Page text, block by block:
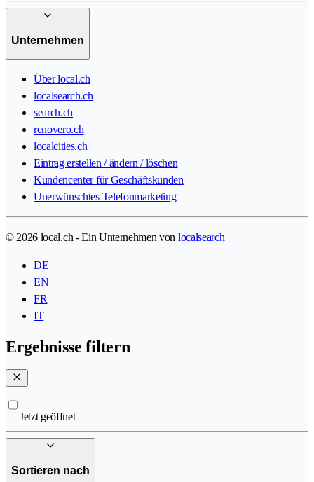
Unternehmen
Über local.ch
localsearch.ch
search.ch
renovero.ch
localcities.ch
Eintrag erstellen / ändern / löschen
Kundencenter für Geschäftskunden
Unerwünschtes Telefonmarketing
© 2026 local.ch - Ein Unternehmen von localsearch
DE
EN
FR
IT
Ergebnisse filtern
Jetzt geöffnet
Sortieren nach